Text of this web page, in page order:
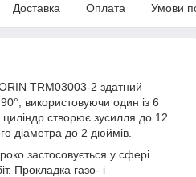
Доставка Оплата Умови
TRM03003-2 здатний
використовуючи один із 6
циліндр створює зусилля до 12
діаметра до 2 дюймів.
застосовується у сфері
Прокладка газо- і